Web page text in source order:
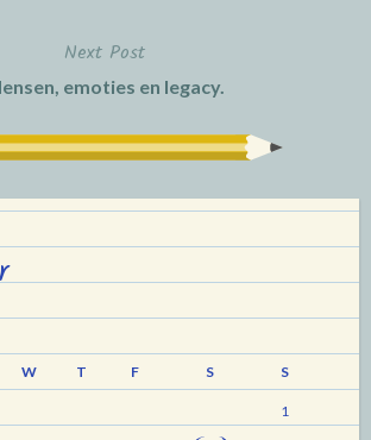
Next Post
emoties en legacy.
W T F S S
1